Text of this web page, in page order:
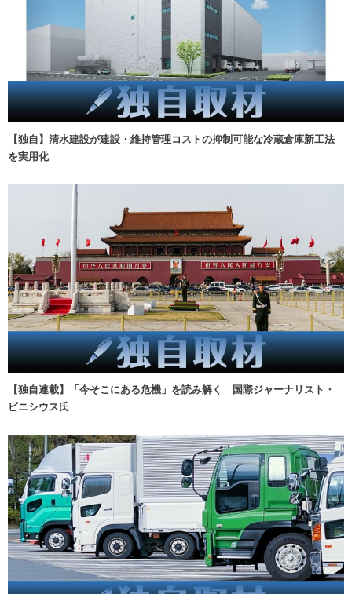
【独自】清水建設が建設・維持管理コストの抑制可能な冷蔵倉庫新工法
を実用化
【独自連載】「今そこにある危機」を読み解く 国際ジャーナリスト・
ビニシウス氏